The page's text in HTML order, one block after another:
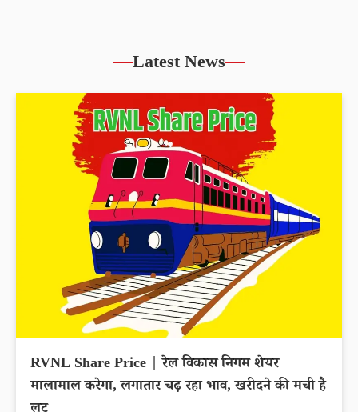
Latest News
RVNL Share Price | रेल विकास निगम शेयर
मालामाल करेगा, लगातार चढ़ रहा भाव, खरीदने की मची है